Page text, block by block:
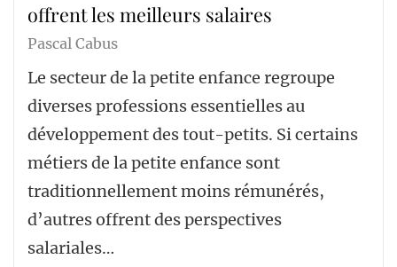
offrent les meilleurs salaires
Pascal Cabus
Le secteur de la petite enfance regroupe
diverses professions essentielles au
développement des tout-petits. Si certains
métiers de la petite enfance sont
traditionnellement moins rémunérés,
d’autres offrent des perspectives
salariales…